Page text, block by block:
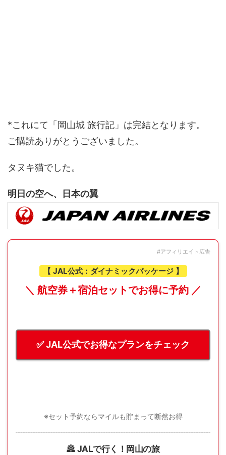
*これにて「岡山城 旅行記」は完結となります。
ご購読ありがとうございました。
タヌキ猫でした。
明日の空へ、日本の翼
#アフィリエイト広告
【 JAL公式：ダイナミックパッケージ 】
＼ 航空券＋宿泊セットでお得に予約 ／
✅ JAL公式でお得なプランをチェック
※セット予約ならマイルも貯まって断然お得
🏯JALで行く！岡山の旅